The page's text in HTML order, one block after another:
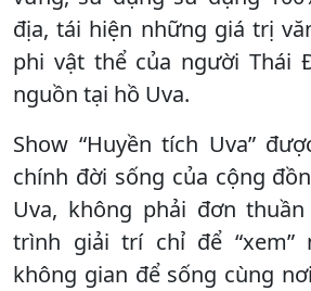
địa, tái hiện những giá trị
phi vật thể của người Thái
nguồn tại hồ Uva.
Show “Huyền tích Uva”
chính đời sống của cộng
Uva, không phải đơn
trình giải trí chỉ để “xem”
không gian để sống cùng